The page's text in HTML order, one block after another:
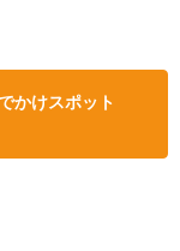
かけスポット